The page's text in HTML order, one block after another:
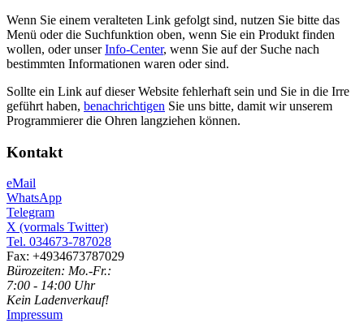
Wenn Sie einem veralteten Link gefolgt sind, nutzen Sie bitte das
Menü oder die Suchfunktion oben, wenn Sie ein Produkt finden
wollen, oder unserInfo-Center, wenn Sie auf der Suche nach
bestimmten Informationen waren oder sind.
Sollte ein Link auf dieser Website fehlerhaft sein und Sie in die Irre
geführt haben, benachrichtigen Sie uns bitte, damit wir unserem
Programmierer die Ohren langziehen können.
Kontakt
eMail
WhatsApp
Telegram
X (vormals Twitter)
Tel. 034673-787028
Fax: +4934673787029
Bürozeiten: Mo.-Fr.:
7:00 - 14:00 Uhr
Kein Ladenverkauf!
Impressum